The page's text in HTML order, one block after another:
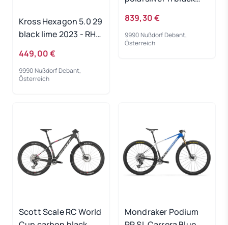
Kross Hexagon 5.0 29
black lime 2023 - RH-
449,00 €
9990 Nußdorf Debant,
Österreich
839,30 €
9990 Nußdorf Debant,
Österreich
Scott Scale RC World
Mondraker Podium